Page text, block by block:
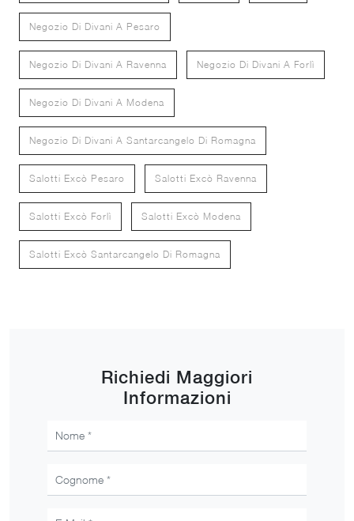
Negozio Di Divani A Pesaro
Negozio Di Divani A Ravenna Negozio Di Divani A Forlì
Negozio Di Divani A Modena
Negozio Di Divani A Santarcangelo Di Romagna
Salotti Excò Pesaro Salotti Excò Ravenna
Salotti Excò Forlì Salotti Excò Modena
Salotti Excò Santarcangelo Di Romagna
Richiedi Maggiori
Informazioni